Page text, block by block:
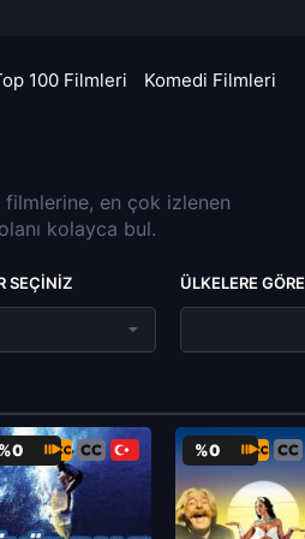
100 Filmleri Komedi Filmleri
en çok izlenen
kolayca bul.
SEÇINIZ ÜLKELERE GÖRE
%0 %0